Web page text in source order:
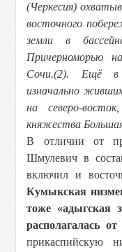
(Черкесия)
восточного
земли в
Причерноморью
Сочи.(2). Ещё в
изначально
на северо-
княжества
В отличии от
Шмулевич в
включил и
Кумыкская
тоже «адыгская
располагалась
прикаспийскую